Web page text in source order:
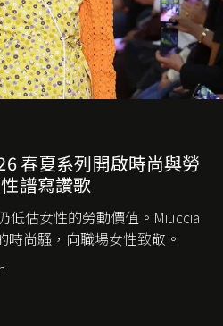
春夏系列開啟時尚與勞
譜寫讚歌
低估女性的勞動價值。 Miuccia
時尚騷，向職場女性致敬。